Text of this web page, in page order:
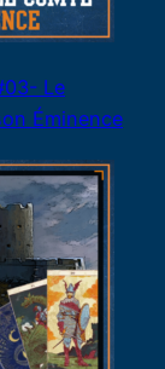
Le
Éminence